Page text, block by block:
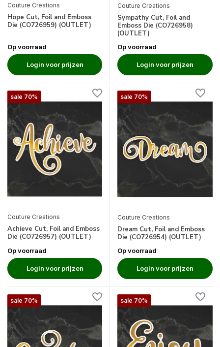
Couture Creations
Hope Cut, Foil and Emboss
Die (CO726959) (OUTLET)
Op voorraad
Login voor prijzen
Couture Creations
Sympathy Cut, Foil and
Emboss Die (CO726958)
(OUTLET)
Op voorraad
Login voor prijzen
sale 70%
Couture Creations
Achieve Cut, Foil and Emboss
Die (CO726957) (OUTLET)
Op voorraad
Login voor prijzen
sale 70%
Couture Creations
Dream Cut, Foil and Emboss
Die (CO726954) (OUTLET)
Op voorraad
Login voor prijzen
sale 70% sale 70%